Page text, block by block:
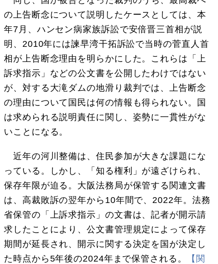
の上告断念について説明したケースとしては、本
年7月、ハンセン病家族訴訟で安倍晋三首相が説
明、2010年には諫早湾干拓訴訟で当時の菅直人首
相が上告断念理由を明らかにした。これらは「上
訴求指示」などの公文書を公開したわけではない
が、対する大滝ダムの地滑り裁判では、上告断念
の理由について国民は何の情報も得られない。国
は求められる説明責任に関し、姿勢に一貫性がな
いことになる。
近年の河川整備は、住民参加が大きな課題にな
っている。しかし、「知る権利」が遠ざけられ、
保存年限が迫る。大阪法務局が保管する関連文書
は、高裁敗訴の翌年から10年間で、2022年。法務
省保管の「上訴求指示」の文書は、記者が開示請
求したことにより、公文書管理規定によって保存
期間が延長され、開示に関する決定を国が決定し
た時点から5年後の2024年まで保管される。
【関